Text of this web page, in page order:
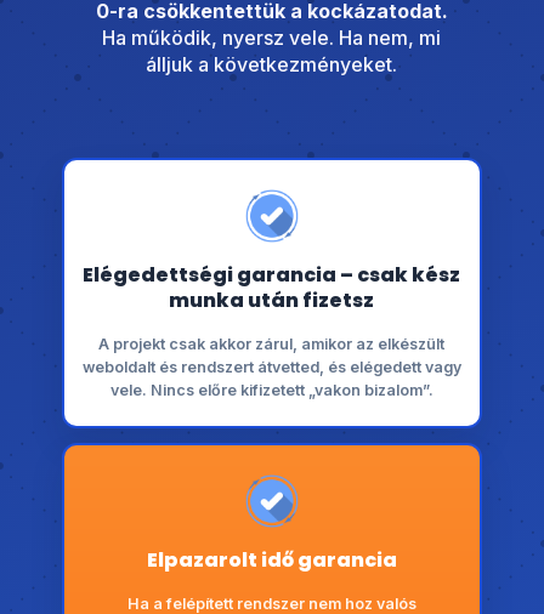
0-ra csökkentettük a kockázatodat.
Ha működik, nyersz vele. Ha nem, mi
álljuk a következményeket.
Elégedettségi garancia – csak kész
munka után fizetsz
A projekt csak akkor zárul, amikor az elkészült
weboldalt és rendszert átvetted, és elégedett vagy
vele. Nincs előre kifizetett „vakon bizalom”.
Elpazarolt idő garancia
Ha a felépített rendszer nem hoz valós